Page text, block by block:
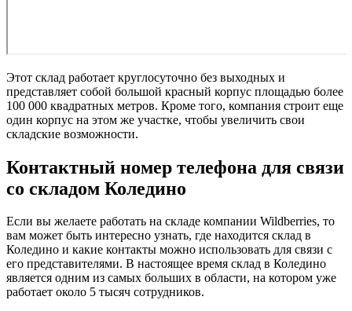
Этот склад работает круглосуточно без выходных и
представляет собой большой красный корпус площадью более
100 000 квадратных метров. Кроме того, компания строит еще
один корпус на этом же участке, чтобы увеличить свои
складские возможности.
Контактный номер телефона для связи
со складом Коледино
Если вы желаете работать на складе компании Wildberries, то
вам может быть интересно узнать, где находится склад в
Коледино и какие контакты можно использовать для связи с
его представителями. В настоящее время склад в Коледино
является одним из самых больших в области, на котором уже
работает около 5 тысяч сотрудников.